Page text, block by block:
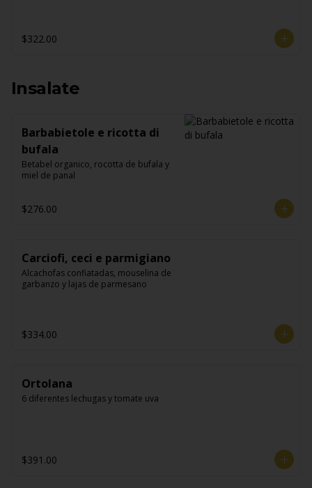
$322.00
Insalate
Barbabietole e ricotta di
bufala
Betabel organico, rocotta de bufala y
miel de panal
$276.00
Carciofi, ceci e parmigiano
Alcachofas confiatadas, mouselina de
garbanzo y lajas de parmesano
$334.00
Ortolana
6 diferentes lechugas y tomate uva
$391.00